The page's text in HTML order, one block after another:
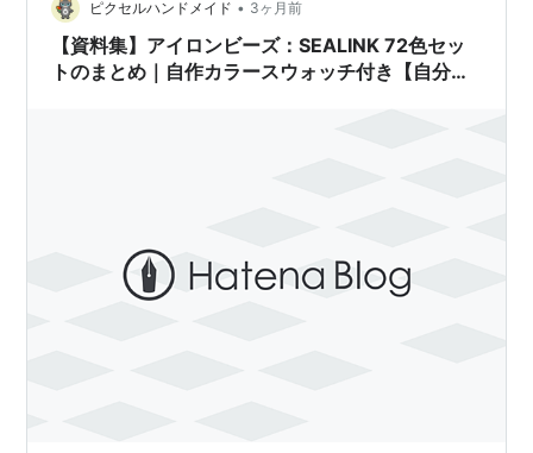
ピクセルハンドメイド • 3ヶ月前
【資料集】アイロンビーズ：SEALINK 72色セッ
トのまとめ｜自作カラースウォッチ付き【自分